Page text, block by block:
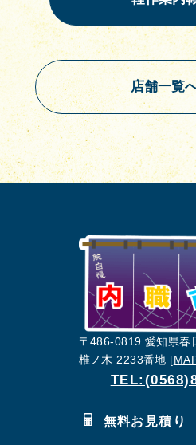
店舗一覧
〒486-0819 愛知県春
椎ノ木 2233番地 [
無料お見積り